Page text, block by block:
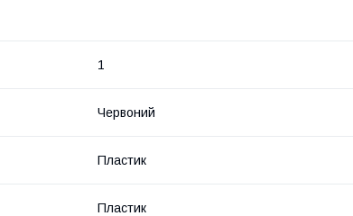
1
Червоний
Пластик
Пластик